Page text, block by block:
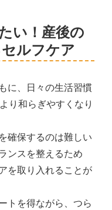
い！産後の
ルフケア
に、日々の生活習慣
り和らぎやすくなり
確保するのは難しい
ンスを整えるため
を取り入れることが
トを得ながら、つら